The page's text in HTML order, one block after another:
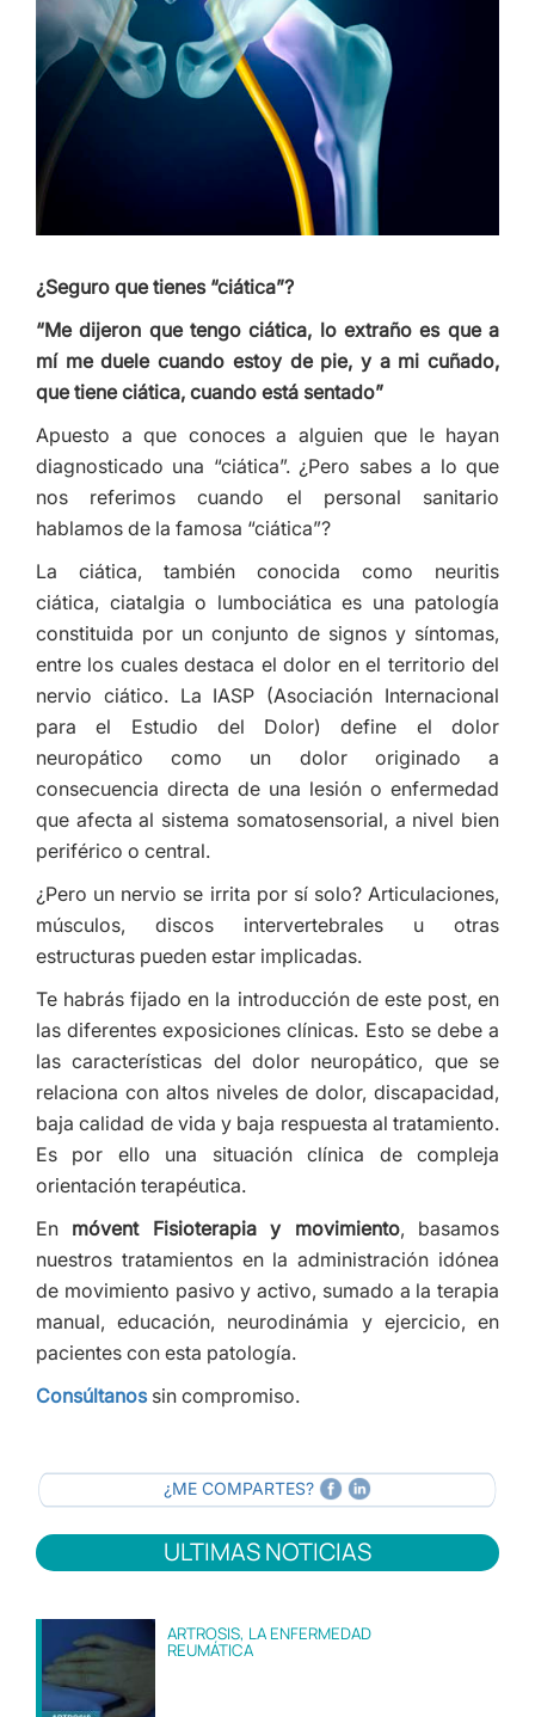
¿Seguro que tienes “ciática”?
“Me dijeron que tengo ciática, lo extraño es que a
mí me duele cuando estoy de pie, y a mi cuñado,
que tiene ciática, cuando está sentado”
Apuesto a que conoces a alguien que le hayan
diagnosticado una “ciática”. ¿Pero sabes a lo que
nos referimos cuando el personal sanitario
hablamos de la famosa “ciática”?
La ciática, también conocida como neuritis
ciática, ciatalgia o lumbociática es una patología
constituida por un conjunto de signos y síntomas,
entre los cuales destaca el dolor en el territorio del
nervio ciático. La IASP (Asociación Internacional
para el Estudio del Dolor) define el dolor
neuropático como un dolor originado a
consecuencia directa de una lesión o enfermedad
que afecta al sistema somatosensorial, a nivel bien
periférico o central.
¿Pero un nervio se irrita por sí solo? Articulaciones,
músculos, discos intervertebrales u otras
estructuras pueden estar implicadas.
Te habrás fijado en la introducción de este post, en
las diferentes exposiciones clínicas. Esto se debe a
las características del dolor neuropático, que se
relaciona con altos niveles de dolor, discapacidad,
baja calidad de vida y baja respuesta al tratamiento.
Es por ello una situación clínica de compleja
orientación terapéutica.
En móvent Fisioterapia y movimiento, basamos
nuestros tratamientos en la administración idónea
de movimiento pasivo y activo, sumado a la terapia
manual, educación, neurodinámia y ejercicio, en
pacientes con esta patología.
Consúltanossin compromiso.
¿ME COMPARTES?
ULTIMAS NOTICIAS
ARTROSIS, LA ENFERMEDAD
REUMÁTICA